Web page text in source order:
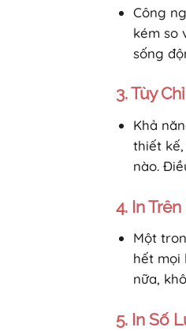
Công
kém so
sống
3. Tùy
Khả
thiết
nào.
4. In
Một
hết mọi
nữa,
5. In Số